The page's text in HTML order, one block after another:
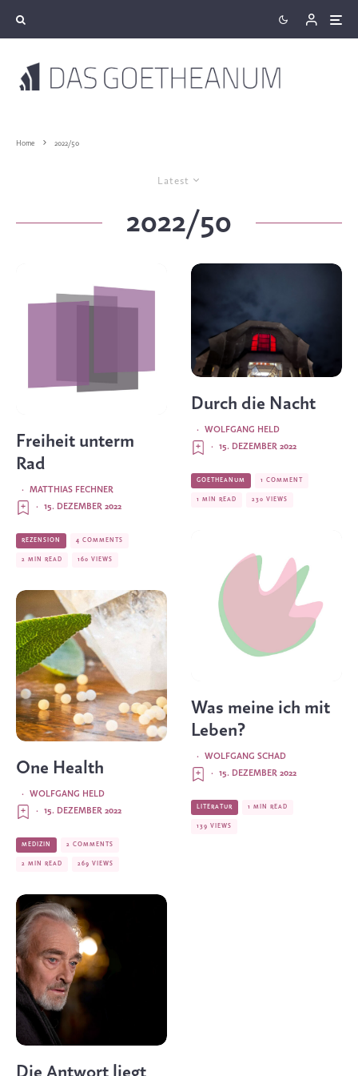
Home 2022/50
Latest
2022/50
Freiheit unterm
Rad
MATTHIAS FECHNER
·
15. DEZEMBER 2022
·
REZENSION 4 COMMENTS
2 MIN READ 160 VIEWS
One Health
WOLFGANG HELD
·
15. DEZEMBER 2022
·
MEDIZIN 2 COMMENTS
2 MIN READ 269 VIEWS
Durch die Nacht
WOLFGANG HELD
·
15. DEZEMBER 2022
·
GOETHEANUM 1 COMMENT
1 MIN READ 230 VIEWS
Was meine ich mit
Leben?
WOLFGANG SCHAD
·
15. DEZEMBER 2022
·
LITERATUR 1 MIN READ
139 VIEWS